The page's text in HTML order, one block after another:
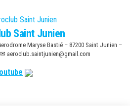
Saint Junien
Maryse Bastié – 87200 Saint Junien –
aeroclub.saintjunien@gmail.com